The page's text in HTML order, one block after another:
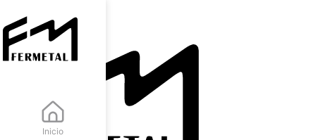
Inicio